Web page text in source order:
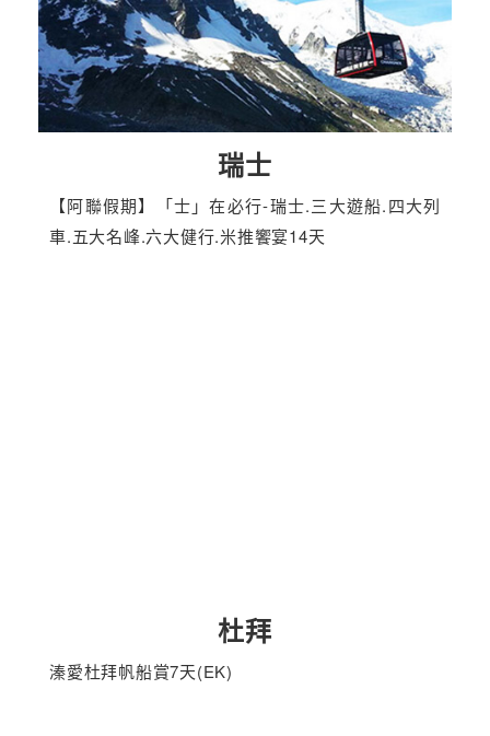
瑞士
【阿聯假期】「士」在必行-瑞士.三大遊船.四大列
車.五大名峰.六大健行.米推饗宴14天
杜拜
溱愛杜拜帆船賞7天(EK)